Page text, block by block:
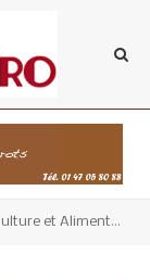
et Alimentation